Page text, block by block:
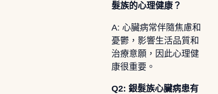
髮族的心理健康？
A: 心臟病常伴隨焦慮和
憂鬱，影響生活品質和
治療意願，因此心理健
康很重要。
Q2: 銀髮族心臟病患有